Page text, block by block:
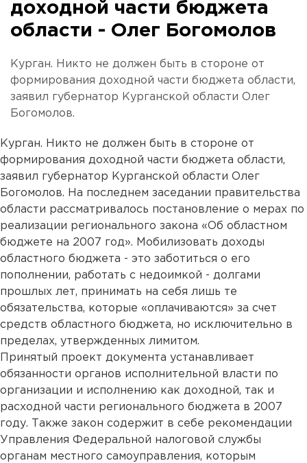
доходной части бюджета
области - Олег Богомолов
Курган. Никто не должен быть в стороне от
формирования доходной части бюджета области,
заявил губернатор Курганской области Олег
Богомолов.
Курган. Никто не должен быть в стороне от
формирования доходной части бюджета области,
заявил губернатор Курганской области Олег
Богомолов. На последнем заседании правительства
области рассматривалось постановление о мерах по
реализации регионального закона «Об областном
бюджете на 2007 год». Мобилизовать доходы
областного бюджета - это заботиться о его
пополнении, работать с недоимкой - долгами
прошлых лет, принимать на себя лишь те
обязательства, которые «оплачиваются» за счет
средств областного бюджета, но исключительно в
пределах, утвержденных лимитом.
Принятый проект документа устанавливает
обязанности органов исполнительной власти по
организации и исполнению как доходной, так и
расходной части регионального бюджета в 2007
году. Также закон содержит в себе рекомендации
Управления Федеральной налоговой службы
органам местного самоуправления, которым